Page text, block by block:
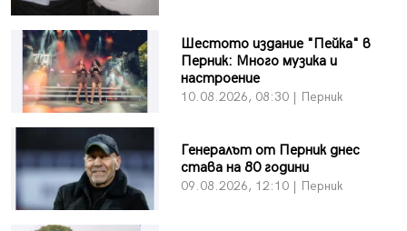
Шестото издание "Пейка" в
Перник: Много музика и
настроение
10.08.2026, 08:30 | Перник
Генералът от Перник днес
става на 80 години
09.08.2026, 12:10 | Перник